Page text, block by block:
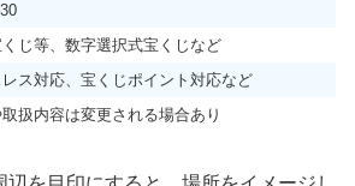
じ等、数字選択式宝くじなど
ス対応、宝くじポイント対応など
扱内容は変更される場合あり